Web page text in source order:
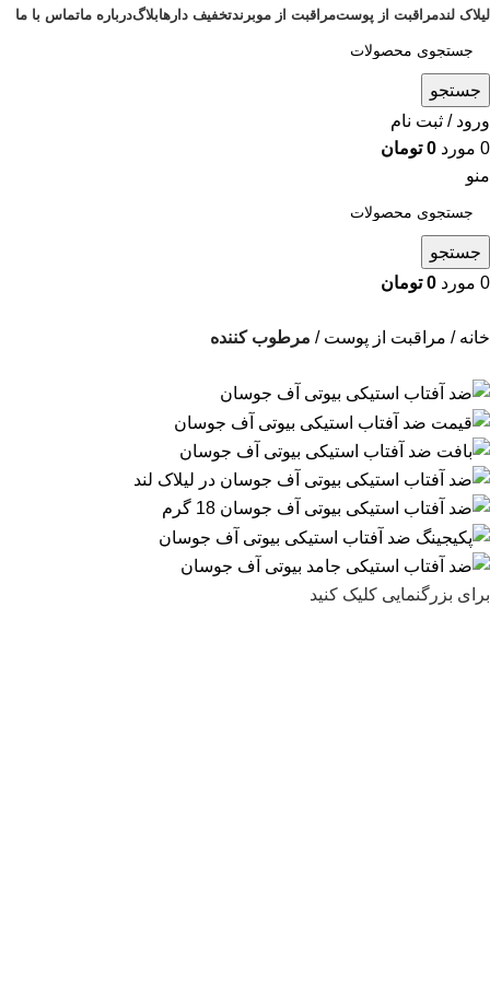
لیلاک لندمراقبت از پوستمراقبت از موبرندتخفیف دارهابلاگدرباره ماتماس با ما
جستجو
ورود / ثبت نام
0 مورد 0 تومان
منو
جستجو
0 مورد 0 تومان
خانه مراقبت از پوست مرطوب کننده
برای بزرگنمایی کلیک کنید